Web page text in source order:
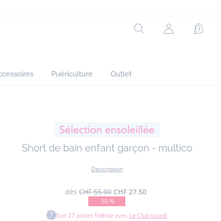
Rechercher
Mon
Puériculture Outlet
Short de bain enfant garçon - multico
Description
dès CHF 55.00 CHF 27.50
-50 %
Soit27 points fidélité avec Le Club Jacadi